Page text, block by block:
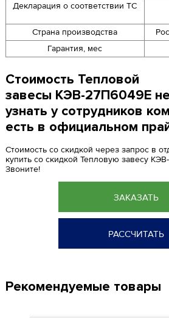
Декларация о соответствии ТС
Страна производства
Гарантия, мес
Стоимость Тепловой
завесы КЭВ-27П6049E
узнать у сотрудников
есть в официальном
Стоимость со скидкой через запрос в
купить со скидкой Тепловую завесу
Звоните!
ЗАКАЗАТЬ
РАССЧИТАТЬ
Рекомендуемые товары